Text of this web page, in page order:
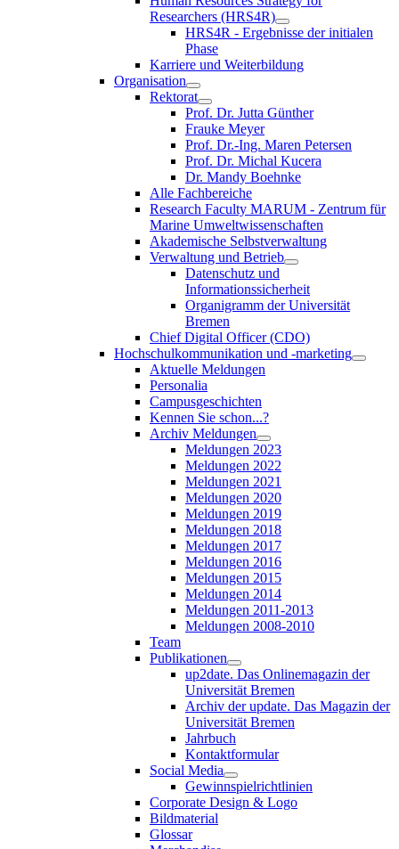
Researchers (HRS4R)
HRS4R - Ergebnisse der initialen
Phase
Karriere und Weiterbildung
Organisation
Rektorat
Prof. Dr. Jutta Günther
Frauke Meyer
Prof. Dr.-Ing. Maren Petersen
Prof. Dr. Michal Kucera
Dr. Mandy Boehnke
Alle Fachbereiche
Research Faculty MARUM - Zentrum für
Marine Umweltwissenschaften
Akademische Selbstverwaltung
Verwaltung und Betrieb
Datenschutz und
Informationssicherheit
Organigramm der Universität
Bremen
Chief Digital Officer (CDO)
Hochschulkommunikation und -marketing
Aktuelle Meldungen
Personalia
Campusgeschichten
Kennen Sie schon...?
Archiv Meldungen
Meldungen 2023
Meldungen 2022
Meldungen 2021
Meldungen 2020
Meldungen 2019
Meldungen 2018
Meldungen 2017
Meldungen 2016
Meldungen 2015
Meldungen 2014
Meldungen 2011-2013
Meldungen 2008-2010
Team
Publikationen
up2date. Das Onlinemagazin der
Universität Bremen
Archiv der update. Das Magazin der
Universität Bremen
Jahrbuch
Kontaktformular
Social Media
Gewinnspielrichtlinien
Corporate Design & Logo
Bildmaterial
Glossar